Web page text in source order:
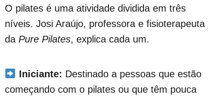
O pilates é uma atividade dividida em três
níveis. Josi Araújo, professora e fisioterapeuta
da Pure Pilates, explica cada um.
Iniciante: Destinado a pessoas que estão
começando com o pilates ou que têm pouca